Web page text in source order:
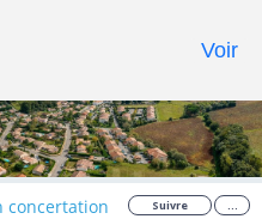
Toggle
concertation
Suivre ...
Voir